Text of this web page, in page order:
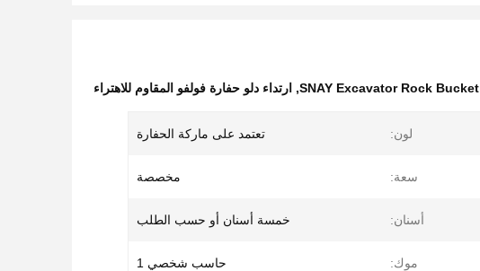
SNAY Excavator Rock Bucket
, ارتداء دلو حفارة فولفو المقاوم للاهتراء
لون: تعتمد على ماركة الحفارة
سعة: مخصصة
أسنان: خمسة أسنان أو حسب الطلب
موك: حاسب شخصي 1